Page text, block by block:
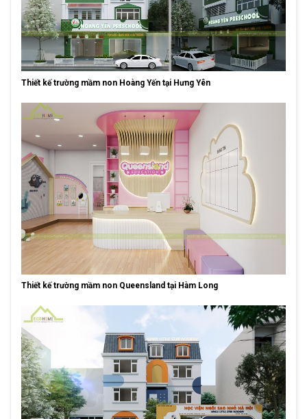
Thiết kế trường mầm non Hoàng Yến tại Hưng Yên
Thiết kế trường mầm non Queensland tại Hàm Long